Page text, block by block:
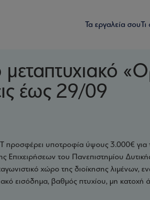
Τα εργαλεία σουΤι
έως 29/09
προσφέρει υποτροφία ύψους 3.000€
Επιχειρήσεων του Πανεπιστημίου
χώρο της διοίκησης
εισόδημα, βαθμός πτυχίου, μη κατοχή